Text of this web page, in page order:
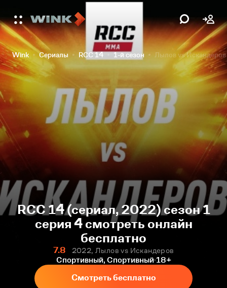
Wink Сериалы RCC 14 1-й сезон Лылов vs Искандеров
RCC 14 (сериал, 2022) сезон 1
серия 4 смотреть онлайн
бесплатно
7.8
2022, Лылов vs Искандеров
Спортивный, Спортивный 18+
Смотреть бесплатно